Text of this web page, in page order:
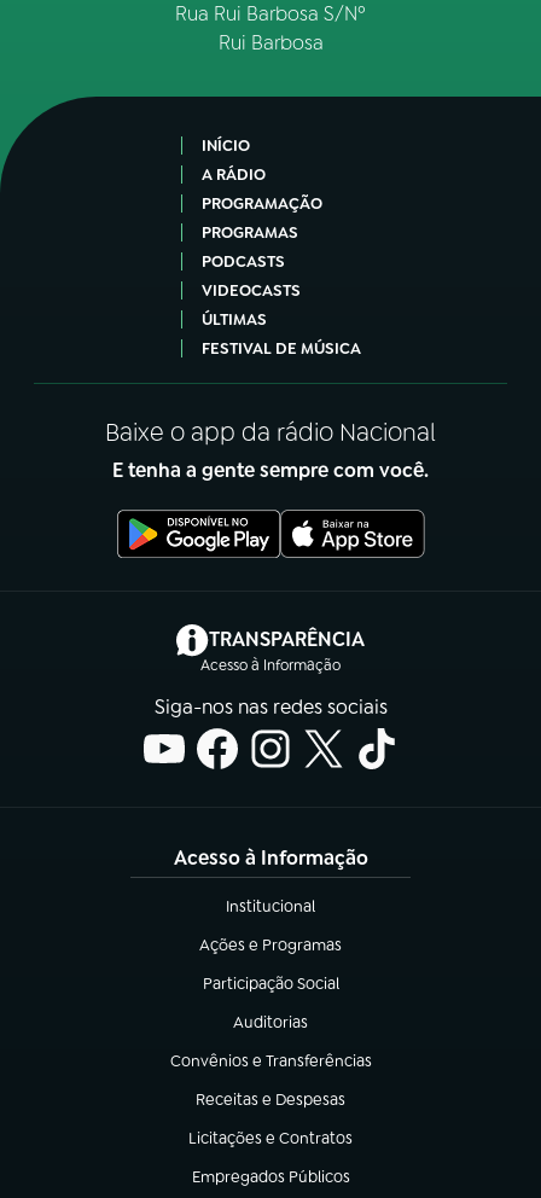
Rua Rui Barbosa S/Nº
Rui Barbosa
INÍCIO
A RÁDIO
PROGRAMAÇÃO
PROGRAMAS
PODCASTS
VIDEOCASTS
ÚLTIMAS
FESTIVAL DE MÚSICA
Baixe o app da rádio Nacional
E tenha a gente sempre com você.
TRANSPARÊNCIA
Acesso à Informação
(abre em nova aba)
Siga-nos nas redes sociais
Acesso à Informação
Institucional
(abre em nova aba)
Ações e Programas
(abre em nova aba)
Participação Social
(abre em nova aba)
Auditorias
(abre em nova aba)
Convênios e Transferências
(abre em nova aba)
Receitas e Despesas
(abre em nova aba)
Licitações e Contratos
(abre em nova aba)
Empregados Públicos
(abre em nova aba)